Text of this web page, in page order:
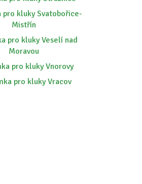
pro kluky Svatobořice-
Mistřín
pro kluky Veselí nad
Moravou
pro kluky Vnorovy
pro kluky Vracov